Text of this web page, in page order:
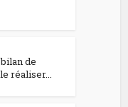
de
réaliser...